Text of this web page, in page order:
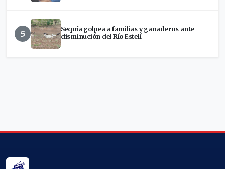
5
Sequía golpea a familias y ganaderos ante
disminución del Río Estelí